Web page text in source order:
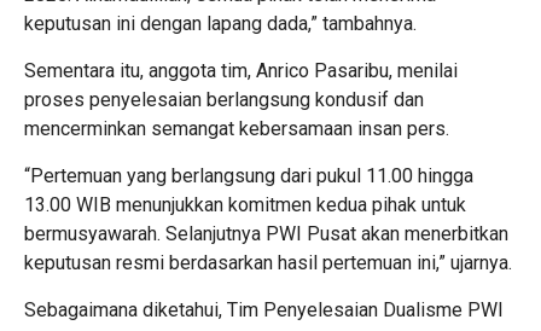
keputusan ini dengan lapang dada,” tambahnya.
Sementara itu, anggota tim, Anrico Pasaribu, menilai
proses penyelesaian berlangsung kondusif dan
mencerminkan semangat kebersamaan insan pers.
“Pertemuan yang berlangsung dari pukul 11.00 hingga
13.00 WIB menunjukkan komitmen kedua pihak untuk
bermusyawarah. Selanjutnya PWI Pusat akan menerbitkan
keputusan resmi berdasarkan hasil pertemuan ini,” ujarnya.
Sebagaimana diketahui, Tim Penyelesaian Dualisme PWI